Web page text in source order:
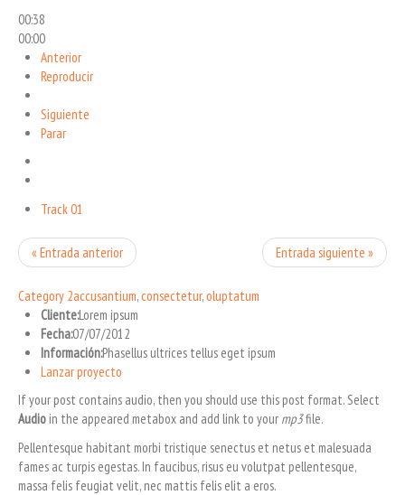
00:38
00:00
Anterior
Reproducir
Siguiente
Parar
Track 01
« Entrada anterior Entrada siguiente »
Category 2accusantium,consectetur,oluptatum
Cliente:Lorem ipsum
Fecha:07/07/2012
Información:Phasellus ultrices tellus eget ipsum
Lanzar proyecto
If your post contains audio, then you should use this post format. Select
Audio in the appeared metabox and add link to your mp3file.
Pellentesque habitant morbi tristique senectus et netus et malesuada
fames ac turpis egestas. In faucibus, risus eu volutpat pellentesque,
massa felis feugiat velit, nec mattis felis elit a eros.